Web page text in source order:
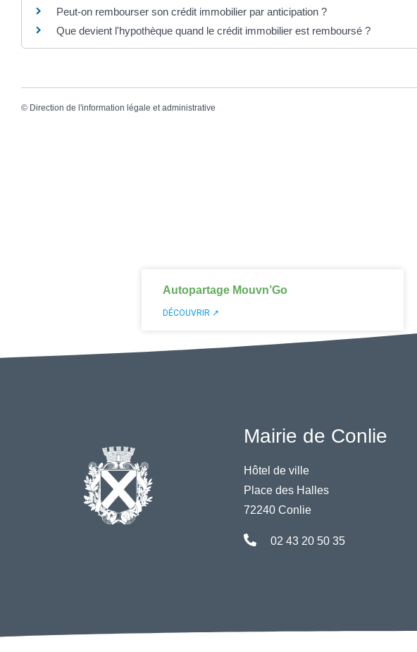
Peut-on rembourser son crédit immobilier par anticipation ?
Que devient l'hypothèque quand le crédit immobilier est remboursé ?
© Direction de l'information légale et administrative
Autopartage Mouvn’Go
DÉCOUVRIR ↗
Mairie de Conlie
Hôtel de ville
Place des Halles
72240 Conlie
02 43 20 50 35